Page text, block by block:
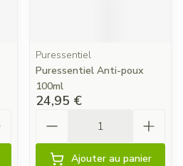
Puressentiel
Puressentiel Anti-poux
100ml
24,95 €
Ajouter au panier